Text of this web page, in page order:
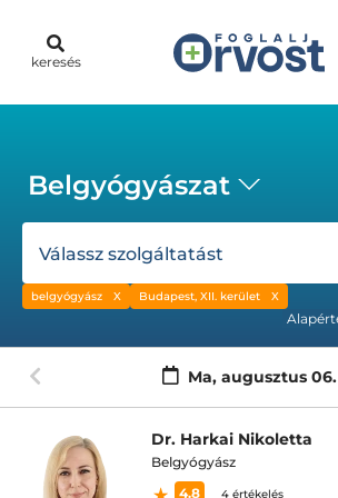
keresés
Belgyógyászat
Válassz szolgáltatást
belgyógyász Budapest, XII. kerület
Ma, augusztus 06.
Dr. Harkai Nikoletta
Belgyógyász
4.8
4 értékelés